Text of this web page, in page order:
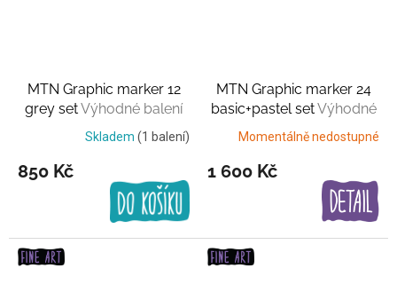
MTN Graphic marker 12
grey setVýhodné balení
Skladem (1 balení)
850 Kč
MTN Graphic marker 24
basic+pastel setVýhodné
balení
Momentálně nedostupné
1 600 Kč